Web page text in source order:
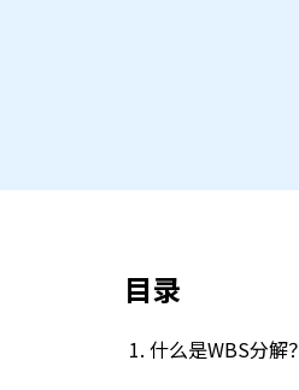
目录
1. 什么是WBS分解？